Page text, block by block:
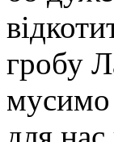
гробу
мусимо